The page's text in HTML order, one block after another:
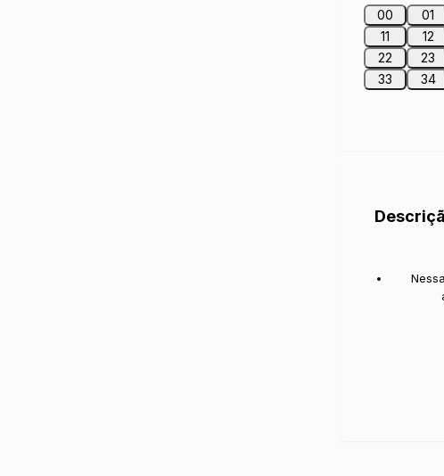
00 01
11
12
22
23
33
34